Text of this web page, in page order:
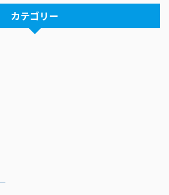
カテゴリー